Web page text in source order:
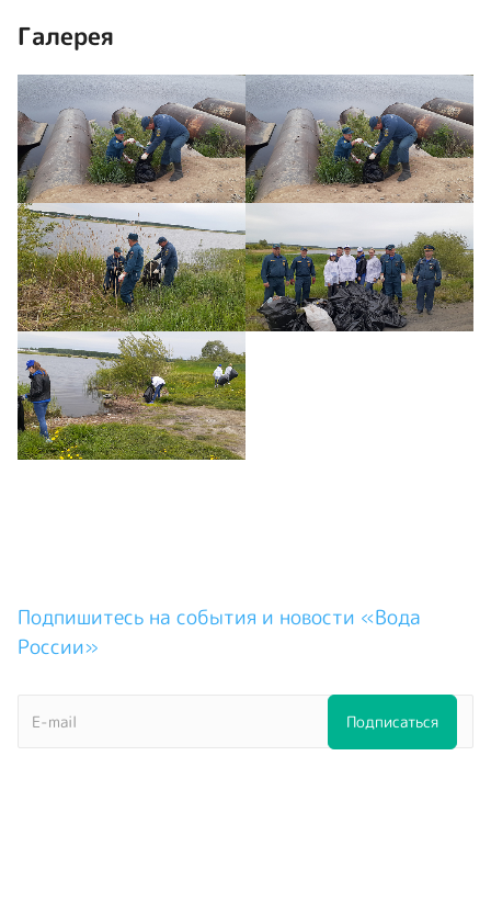
Галерея
Подпишитесь на события и новости «Вода
России»